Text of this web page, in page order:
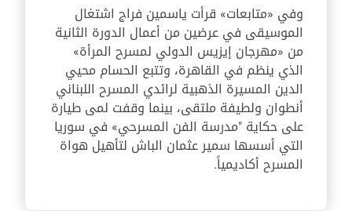
وفي «متابعات» قرأت ياسمين فراج اشتغال
الموسيقى في عرضين من أعمال الدورة الثانية
من «مهرجان إيزيس الدولي لمسرح المرأة»
الذي ينظم في القاهرة، وتتبع الحسام محيي
الدين المسيرة الذهبية لرائدي المسرح اللبناني
أنطوان ولطيفة ملتقى، بينما وقفت لمى طيارة
على حكاية "مدرسة الفن المسرحي» في سوريا
التي أسسها سمير عثمان الباش لتأهيل هواة
المسرح أكاديمياً.